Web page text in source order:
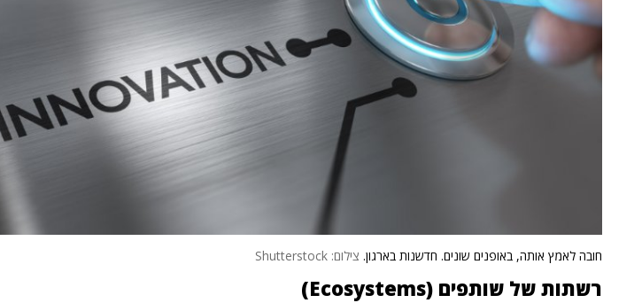
חובה לאמץ אותה, באופנים שונים. חדשנות בארגון. צילום: Shutterstock
רשתות של שותפים (Ecosystems)